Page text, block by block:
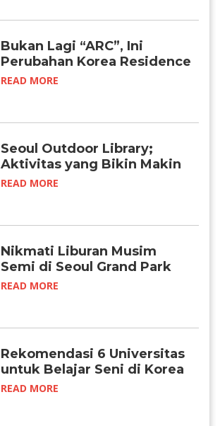
Bukan Lagi “ARC”, Ini
Perubahan Korea Residence
Card yang Perlu Kamu Tahu
READ MORE
Seoul Outdoor Library;
Aktivitas yang Bikin Makin
Produktif di 2024
READ MORE
Nikmati Liburan Musim
Semi di Seoul Grand Park
READ MORE
Rekomendasi 6 Universitas
untuk Belajar Seni di Korea
READ MORE